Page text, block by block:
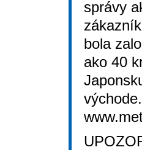
správy
bola
ako 40